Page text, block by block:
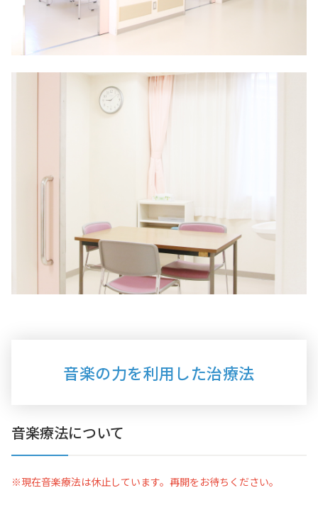
音楽の力を利用した治療法
音楽療法について
※現在音楽療法は休止しています。再開をお待ちください。